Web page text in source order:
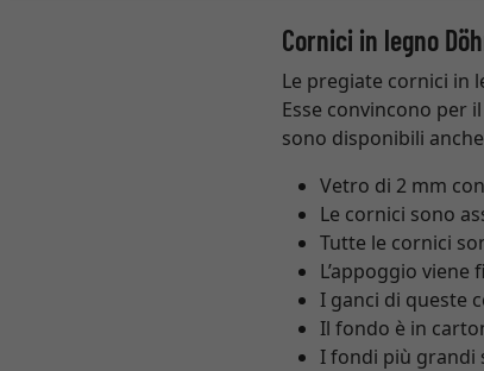
Cornici in legno
Le pregiate cornici in
Esse convincono per
sono disponibili
Vetro di 2 mm
Le cornici sono
Tutte le cornici
L’appoggio
I ganci di queste
Il fondo è in
I fondi più grandi